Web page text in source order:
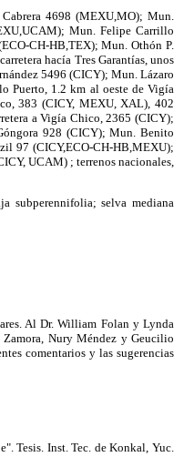
4698 (MEXU,MO); Mun.
Mun. Felipe Carrillo
CH-HB,TEX); Mun. Othón P.
hacía Tres Garantías, unos
5496 (CICY); Mun. Lázaro
Puerto, 1.2 km al oeste de Vigía
383 (CICY, MEXU, XAL), 402
a Vigía Chico, 2365 (CICY);
928 (CICY); Mun. Benito
97 (CICY,ECO-CH-HB,MEXU);
UCAM) ; terrenos nacionales,
subperennifolia; selva mediana
Al Dr. William Folan y Lynda
Nury Méndez y Geucilio
comentarios y las sugerencias
Tesis. Inst. Tec. de Konkal, Yuc.